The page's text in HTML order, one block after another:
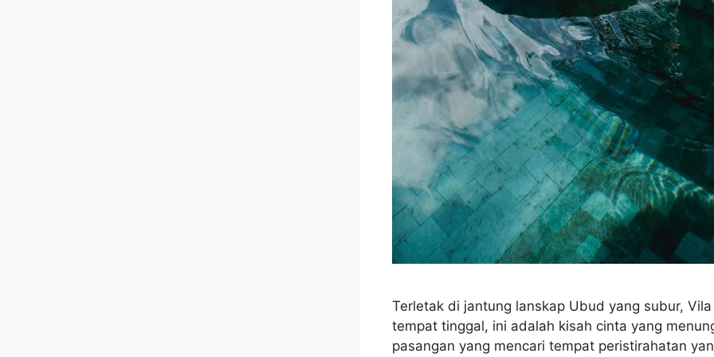
Terletak di jantung lanskap Ubud yang subur,
tempat tinggal, ini adalah kisah cinta yang
pasangan yang mencari tempat peristirahatan